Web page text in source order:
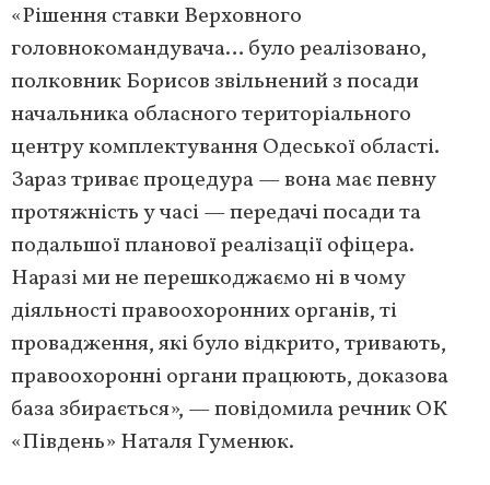
«Рішення ставки Верховного
головнокомандувача… було реалізовано,
полковник Борисов звільнений з посади
начальника обласного територіального
центру комплектування Одеської області.
Зараз триває процедура — вона має певну
протяжність у часі — передачі посади та
подальшої планової реалізації офіцера.
Наразі ми не перешкоджаємо ні в чому
діяльності правоохоронних органів, ті
провадження, які було відкрито, тривають,
правоохоронні органи працюють, доказова
база збирається», — повідомила речник ОК
«Південь» Наталя Гуменюк.